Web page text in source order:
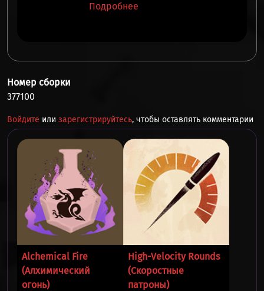
Подробнее
Номер сборки
377100
Войдите или зарегистрируйтесь, чтобы оставлять комментарии
Alchemical Fire
(Алхимический
огонь)
High-Velocity Rounds
(Скоростные
патроны)